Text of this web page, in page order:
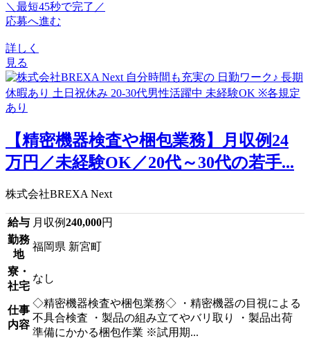
＼最短45秒で完了／
応募へ進む
詳しく
見る
【精密機器検査や梱包業務】月収例24
万円／未経験OK／20代～30代の若手...
株式会社BREXA Next
給与 月収例240,000円
勤務
地
福岡県 新宮町
寮・
社宅
なし
仕事
内容
◇精密機器検査や梱包業務◇ ・精密機器の目視による
不具合検査 ・製品の組み立てやバリ取り ・製品出荷
準備にかかる梱包作業 ※試用期...